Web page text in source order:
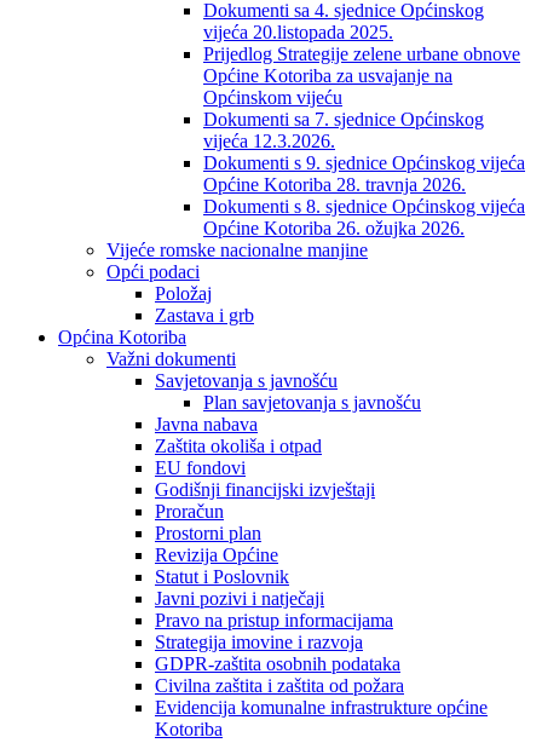
Dokumenti sa 4. sjednice Općinskog
vijeća 20.listopada 2025.
Prijedlog Strategije zelene urbane obnove
Općine Kotoriba za usvajanje na
Općinskom vijeću
Dokumenti sa 7. sjednice Općinskog
vijeća 12.3.2026.
Dokumenti s 9. sjednice Općinskog vijeća
Općine Kotoriba 28. travnja 2026.
Dokumenti s 8. sjednice Općinskog vijeća
Općine Kotoriba 26. ožujka 2026.
Vijeće romske nacionalne manjine
Opći podaci
Položaj
Zastava i grb
Općina Kotoriba
Važni dokumenti
Savjetovanja s javnošću
Plan savjetovanja s javnošću
Javna nabava
Zaštita okoliša i otpad
EU fondovi
Godišnji financijski izvještaji
Proračun
Prostorni plan
Revizija Općine
Statut i Poslovnik
Javni pozivi i natječaji
Pravo na pristup informacijama
Strategija imovine i razvoja
GDPR-zaštita osobnih podataka
Civilna zaštita i zaštita od požara
Evidencija komunalne infrastrukture općine
Kotoriba